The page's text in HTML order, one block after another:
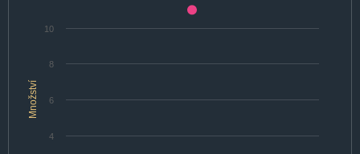
Množství
4
6
8
10